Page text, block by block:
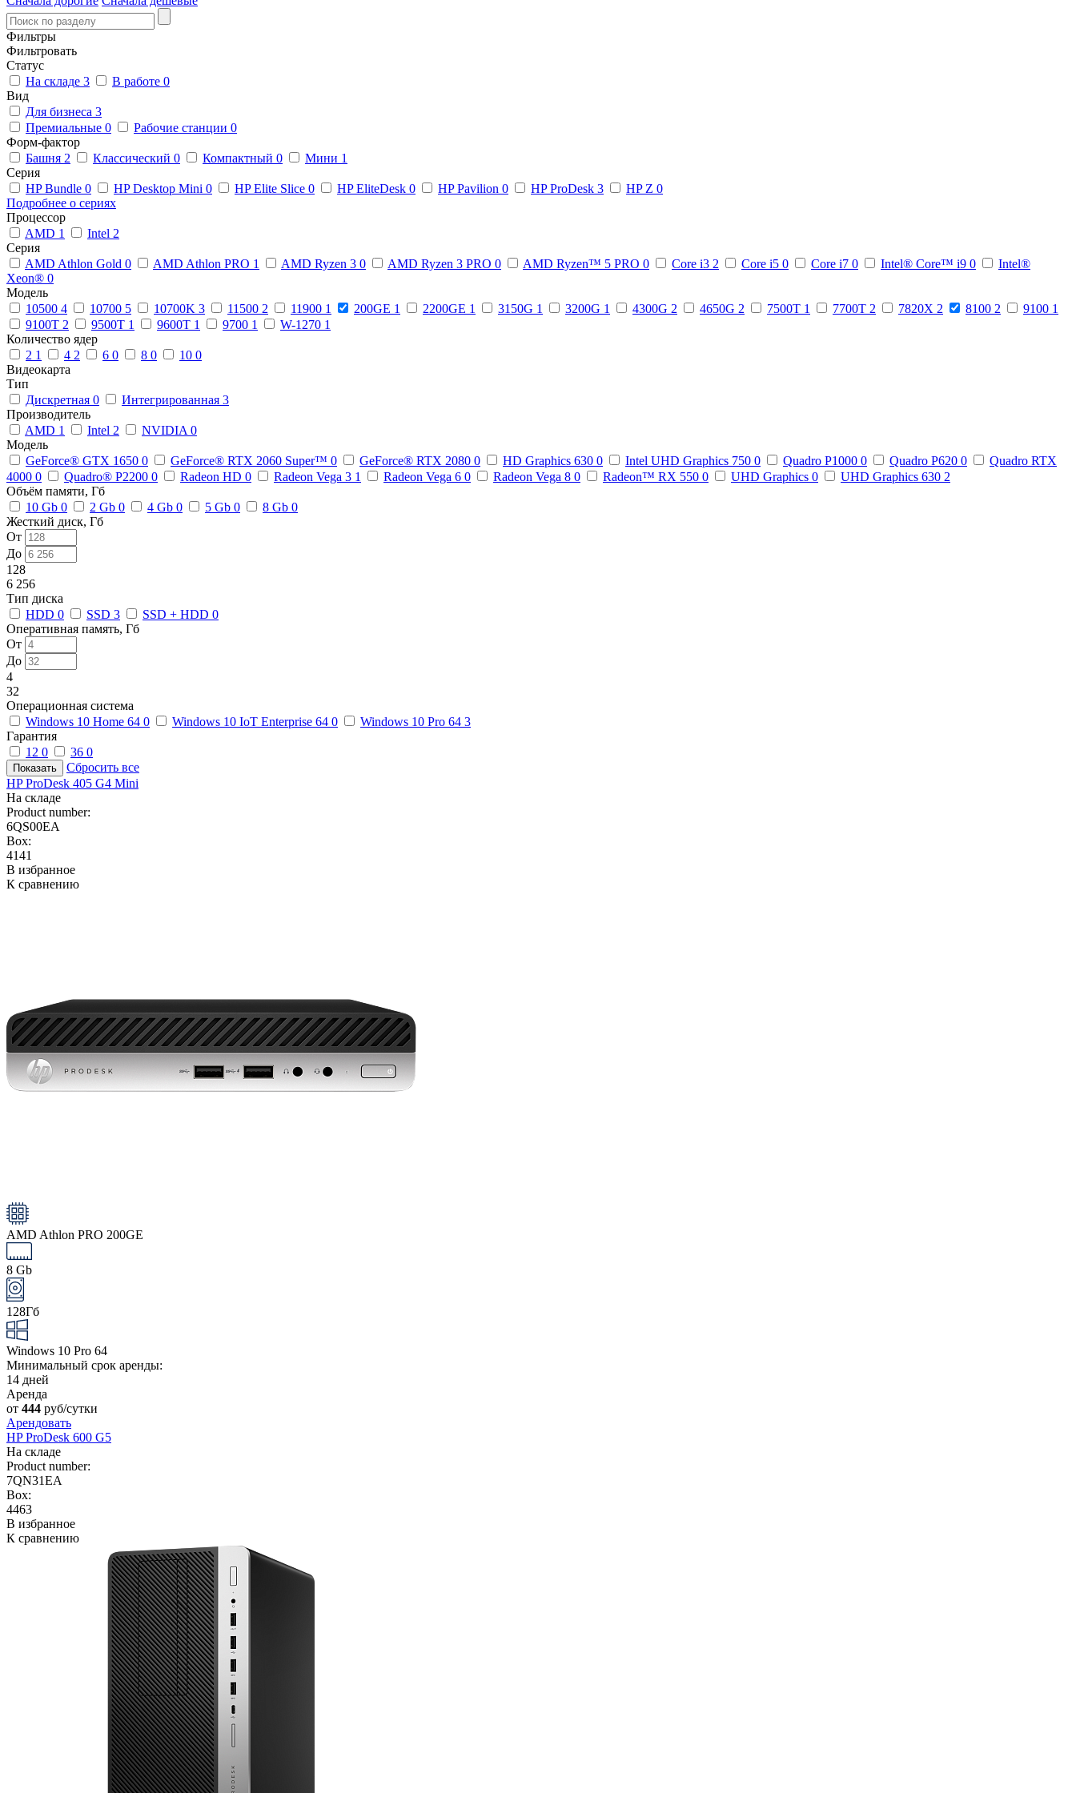
Фильтры
Фильтровать
Статус
На складе 3 В работе 0
Вид
Для бизнеса 3
Премиальные 0 Рабочие станции 0
Форм-фактор
Башня 2 Классический 0 Компактный 0 Мини 1
Серия
HP Bundle 0 HP Desktop Mini 0 HP Elite Slice 0 HP EliteDesk 0 HP Pavilion 0 HP ProDesk 3 HP Z 0
Подробнее о сериях
Процессор
AMD 1 Intel 2
Серия
AMD Athlon Gold 0 AMD Athlon PRO 1 AMD Ryzen 3 0 AMD Ryzen 3 PRO 0 AMD Ryzen™ 5 PRO 0 Core i3 2 Core i5 0 Core i7 0 Intel® Core™ i9 0
Intel®
Xeon® 0
Модель
10500 4 10700 5 10700K 3 11500 2 11900 1 200GE 1 2200GE 1 3150G 1 3200G 1 4300G 2 4650G 2 7500T 1 7700T 2 7820X 2 8100 2 9100 1
9100T 2 9500T 1 9600T 1 9700 1 W-1270 1
Количество ядер
2 1 4 2 6 0 8 0 10 0
Видеокарта
Тип
Дискретная 0 Интегрированная 3
Производитель
AMD 1 Intel 2 NVIDIA 0
Модель
GeForce® GTX 1650 0 GeForce® RTX 2060 Super™ 0 GeForce® RTX 2080 0 HD Graphics 630 0 Intel UHD Graphics 750 0 Quadro P1000 0 Quadro P620 0
Quadro RTX
4000 0 Quadro® P2200 0 Radeon HD 0 Radeon Vega 3 1 Radeon Vega 6 0 Radeon Vega 8 0 Radeon™ RX 550 0 UHD Graphics 0 UHD Graphics 630 2
Объём памяти, Гб
10 Gb 0 2 Gb 0 4 Gb 0 5 Gb 0 8 Gb 0
Жесткий диск, Гб
От
До
128
6 256
Тип диска
HDD 0 SSD 3 SSD + HDD 0
Оперативная память, Гб
От
До
4
32
Операционная система
Windows 10 Home 64 0 Windows 10 IoT Enterprise 64 0 Windows 10 Pro 64 3
Гарантия
12 0 36 0
Сбросить все
HP ProDesk 405 G4 Mini
На складе
Product number:
6QS00EA
Box:
4141
В избранное
К сравнению
AMD Athlon PRO 200GE
8 Gb
128Гб
Windows 10 Pro 64
Минимальный срок аренды:
14 дней
Аренда
от 444 руб/сутки
Арендовать
HP ProDesk 600 G5
На складе
Product number:
7QN31EA
Box:
4463
В избранное
К сравнению